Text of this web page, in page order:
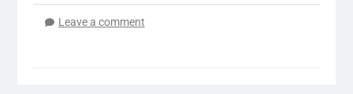
Leave a comment